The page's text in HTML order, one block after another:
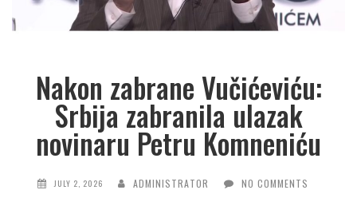
Nakon zabrane Vučićeviću:
Srbija zabranila ulazak
novinaru Petru Komneniću
JULY 2, 2026 ADMINISTRATOR NO COMMENTS